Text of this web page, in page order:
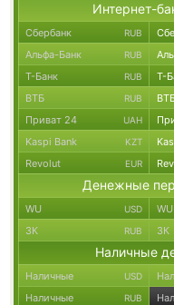
Интернет-
Сбербанк RUB
Альфа-Банк RUB
Т-Банк RUB Т-
ВТБ RUB
Приват 24 UAH
Kaspi Bank KZT
Revolut EUR
Денежные
WU USD WU
ЗК RUB ЗК
Наличные
Наличные USD
Наличные RUB